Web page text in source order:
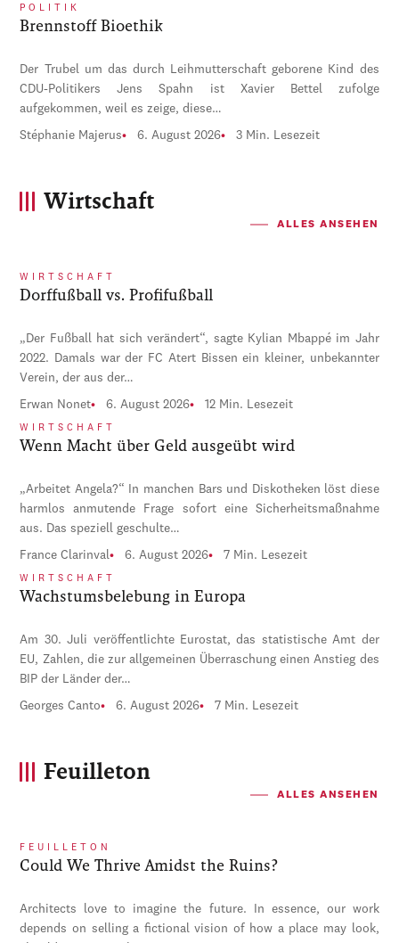
POLITIK
Brennstoff Bioethik
Der Trubel um das durch Leihmutterschaft geborene Kind des
CDU-Politikers Jens Spahn ist Xavier Bettel zufolge
aufgekommen, weil es zeige, diese…
Stéphanie Majerus 6. August 2026 3 Min. Lesezeit
Wirtschaft
ALLES ANSEHEN
WIRTSCHAFT
Dorffußball vs. Profifußball
„Der Fußball hat sich verändert“, sagte Kylian Mbappé im Jahr
2022. Damals war der FC Atert Bissen ein kleiner, unbekannter
Verein, der aus der…
Erwan Nonet 6. August 2026 12 Min. Lesezeit
WIRTSCHAFT
Wenn Macht über Geld ausgeübt wird
„Arbeitet Angela?“ In manchen Bars und Diskotheken löst diese
harmlos anmutende Frage sofort eine Sicherheitsmaßnahme
aus. Das speziell geschulte…
France Clarinval 6. August 2026 7 Min. Lesezeit
WIRTSCHAFT
Wachstumsbelebung in Europa
Am 30. Juli veröffentlichte Eurostat, das statistische Amt der
EU, Zahlen, die zur allgemeinen Überraschung einen Anstieg des
BIP der Länder der…
Georges Canto 6. August 2026 7 Min. Lesezeit
Feuilleton
ALLES ANSEHEN
FEUILLETON
Could We Thrive Amidst the Ruins?
Architects love to imagine the future. In essence, our work
depends on selling a fictional vision of how a place may look,